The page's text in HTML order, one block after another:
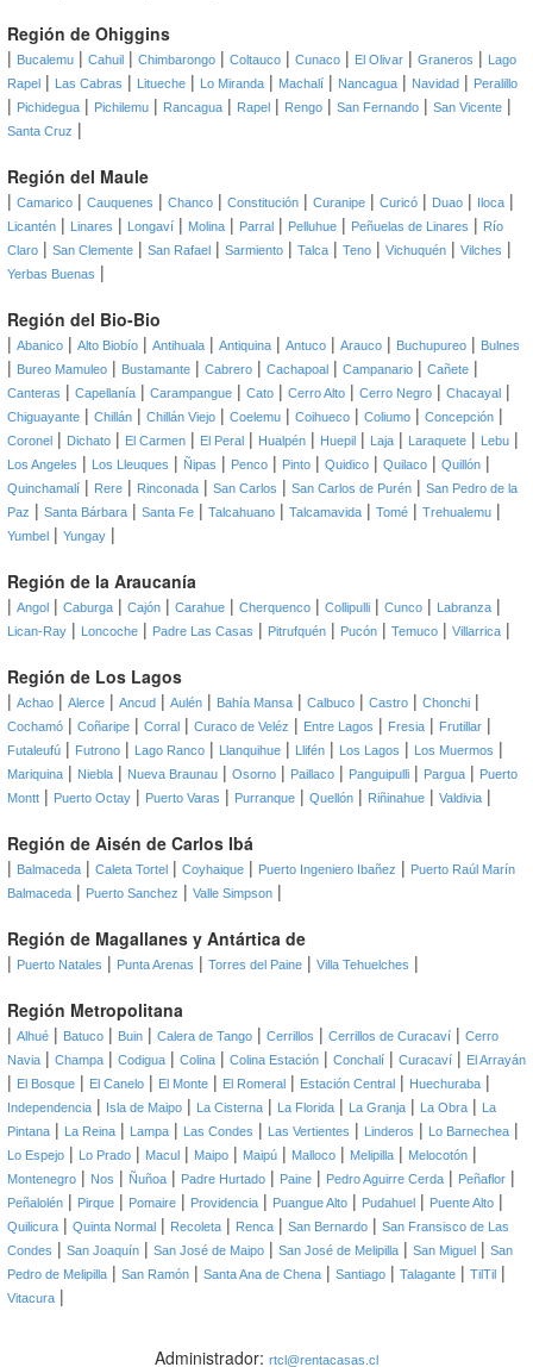
Región de Ohiggins
| Bucalemu | Cahuil | Chimbarongo | Coltauco | Cunaco | El Olivar | Graneros |
Lago
Rapel | Las Cabras | Litueche | Lo Miranda | Machalí | Nancagua | Navidad | Peralillo
| Pichidegua | Pichilemu | Rancagua | Rapel | Rengo | San Fernando | San Vicente |
Santa Cruz |
Región del Maule
| Camarico | Cauquenes | Chanco | Constitución | Curanipe | Curicó | Duao | Iloca |
Licantén | Linares | Longaví | Molina | Parral | Pelluhue | Peñuelas de Linares | Río
Claro | San Clemente | San Rafael | Sarmiento | Talca | Teno | Vichuquén | Vilches |
Yerbas Buenas |
Región del Bio-Bio
| Abanico | Alto Biobío | Antihuala | Antiquina | Antuco | Arauco | Buchupureo | Bulnes
| Bureo Mamuleo | Bustamante | Cabrero | Cachapoal | Campanario | Cañete |
Canteras | Capellanía | Carampangue | Cato | Cerro Alto | Cerro Negro | Chacayal |
Chiguayante | Chillán | Chillán Viejo | Coelemu | Coihueco | Coliumo | Concepción |
Coronel | Dichato | El Carmen | El Peral | Hualpén | Huepil | Laja | Laraquete | Lebu |
Los Angeles | Los Lleuques | Ñipas | Penco | Pinto | Quidico | Quilaco | Quillón |
Quinchamalí | Rere | Rinconada | San Carlos | San Carlos de Purén | San Pedro de la
Paz | Santa Bárbara | Santa Fe | Talcahuano | Talcamavida | Tomé | Trehualemu |
Yumbel | Yungay |
Región de la Araucanía
| Angol | Caburga | Cajón | Carahue | Cherquenco | Collipulli | Cunco | Labranza |
Lican-Ray | Loncoche | Padre Las Casas | Pitrufquén | Pucón | Temuco | Villarrica |
Región de Los Lagos
| Achao | Alerce | Ancud | Aulén | Bahía Mansa | Calbuco | Castro | Chonchi |
Cochamó | Coñaripe | Corral | Curaco de Veléz | Entre Lagos | Fresia | Frutillar |
Futaleufú | Futrono | Lago Ranco | Llanquihue | Llifén | Los Lagos | Los Muermos |
Mariquina | Niebla | Nueva Braunau | Osorno | Paillaco | Panguipulli | Pargua | Puerto
Montt | Puerto Octay | Puerto Varas | Purranque | Quellón | Riñinahue | Valdivia |
Región de Aisén de Carlos Ibá
| Balmaceda | Caleta Tortel | Coyhaique | Puerto Ingeniero Ibañez | Puerto Raúl Marín
Balmaceda | Puerto Sanchez | Valle Simpson |
Región de Magallanes y Antártica de
| Puerto Natales | Punta Arenas | Torres del Paine | Villa Tehuelches |
Región Metropolitana
| Alhué | Batuco | Buin | Calera de Tango | Cerrillos | Cerrillos de Curacaví | Cerro
Navia | Champa | Codigua | Colina | Colina Estación | Conchalí | Curacaví | El Arrayán
| El Bosque | El Canelo | El Monte | El Romeral | Estación Central | Huechuraba |
Independencia | Isla de Maipo | La Cisterna | La Florida | La Granja | La Obra |
La
Pintana | La Reina | Lampa | Las Condes | Las Vertientes | Linderos | Lo Barnechea |
Lo Espejo | Lo Prado | Macul | Maipo | Maipú | Malloco | Melipilla | Melocotón |
Montenegro | Nos | Ñuñoa | Padre Hurtado | Paine | Pedro Aguirre Cerda | Peñaflor |
Peñalolén | Pirque | Pomaire | Providencia | Puangue Alto | Pudahuel | Puente Alto |
Quilicura | Quinta Normal | Recoleta | Renca | San Bernardo | San Fransisco de Las
Condes | San Joaquín | San José de Maipo | San José de Melipilla | San Miguel | San
Pedro de Melipilla | San Ramón | Santa Ana de Chena | Santiago | Talagante | TilTil |
Vitacura |
Administrador: rtcl@rentacasas.cl